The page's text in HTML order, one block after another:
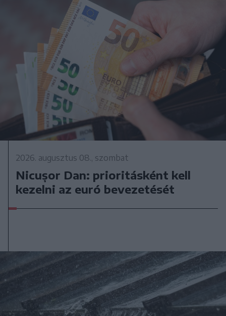
2026. augusztus 08., szombat
Nicușor Dan: prioritásként kell
kezelni az euró bevezetését